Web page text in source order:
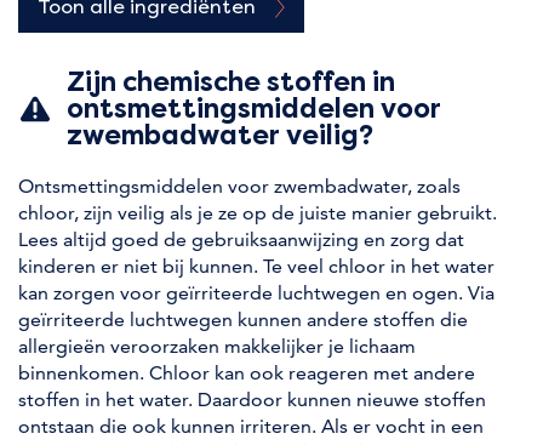
Toon alle ingrediënten
Zijn chemische stoffen in
ontsmettingsmiddelen voor
zwembadwater veilig?
Ontsmettingsmiddelen voor zwembadwater, zoals
chloor, zijn veilig als je ze op de juiste manier gebruikt.
Lees altijd goed de gebruiksaanwijzing en zorg dat
kinderen er niet bij kunnen. Te veel chloor in het water
kan zorgen voor geïrriteerde luchtwegen en ogen. Via
geïrriteerde luchtwegen kunnen andere stoffen die
allergieën veroorzaken makkelijker je lichaam
binnenkomen. Chloor kan ook reageren met andere
stoffen in het water. Daardoor kunnen nieuwe stoffen
ontstaan die ook kunnen irriteren. Als er vocht in een